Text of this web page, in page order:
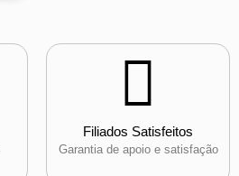
Filiados Satisfeitos
Garantia de apoio e satisfação